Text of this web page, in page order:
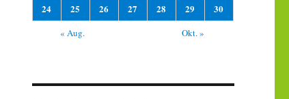
24
25 26 27 28 29 30
« Aug. Okt. »